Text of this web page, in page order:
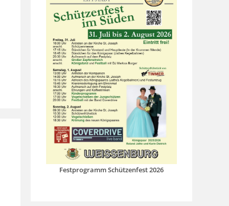
Festprogramm Schützenfest 2026